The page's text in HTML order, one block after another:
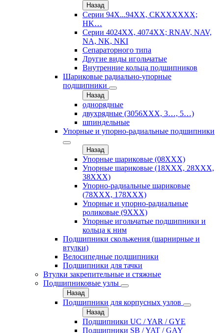
Назад
Серии 94Х...94ХХ, СКХХХХХХ;
HK…
Серии 4024ХХ, 4074ХХ; RNAV, NAV,
NA, NK, NKI
Сепараторного типа
Другие виды игольчатые
Внутренние кольца подшипников
Шариковые радиально-упорные
подшипники
Назад
однорядные
двухрядные (3056ХХХ, 3…, 5…)
шпиндельные
Упорные и упорно-радиальные подшипники
Назад
Упорные шариковые (08XXX)
Упорные шариковые (18XXX, 28XXХ,
38ХХХ)
Упорно-радиальные шариковые
(78XXX, 178ХХХ)
Упорные и упорно-радиальные
роликовые (9ХХХ)
Упорные игольчатые подшипники и
кольца к ним
Подшипники скольжения (шарнирные и
втулки)
Велосипедные подшипники
Подшипники для тачки
Втулки закрепительные и стяжные
Подшипниковые узлы
Назад
Подшипники для корпусных узлов
Назад
Подшипники UC / YAR / GYE
Подшипники SB / YAT / GAY